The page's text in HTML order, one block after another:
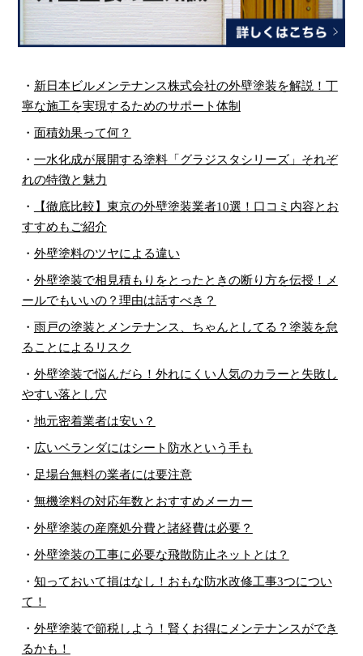
・ 新日本ビルメンテナンス株式会社の外壁塗装を解説！丁
寧な施工を実現するためのサポート体制
・ 面積効果って何？
・ 一水化成が展開する塗料「グラジスタシリーズ」それぞ
れの特徴と魅力
・
【徹底比較】東京の外壁塗装業者10選！口コミ内容とお
すすめもご紹介
・ 外壁塗料のツヤによる違い
・ 外壁塗装で相見積もりをとったときの断り方を伝授！メ
ールでもいいの？理由は話すべき？
・ 雨戸の塗装とメンテナンス、ちゃんとしてる？塗装を怠
ることによるリスク
・ 外壁塗装で悩んだら！外れにくい人気のカラーと失敗し
やすい落とし穴
・ 地元密着業者は安い？
・ 広いベランダにはシート防水という手も
・ 足場台無料の業者には要注意
・ 無機塗料の対応年数とおすすめメーカー
・ 外壁塗装の産廃処分費と諸経費は必要？
・ 外壁塗装の工事に必要な飛散防止ネットとは？
・ 知っておいて損はなし！おもな防水改修工事3つについ
て！
・ 外壁塗装で節税しよう！賢くお得にメンテナンスができ
るかも！